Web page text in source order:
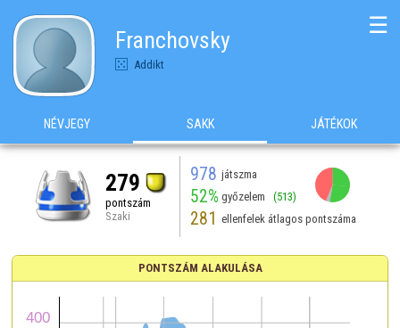
Franchovsky
Addikt
☰
NÉVJEGY SAKK JÁTÉKOK
279
pontszám
Szaki
978 játszma
52% győzelem (513)
281 ellenfelek átlagos pontszáma
PONTSZÁM ALAKULÁSA